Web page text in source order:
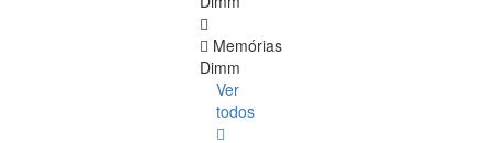
Memórias
Dimm
Ver
todos